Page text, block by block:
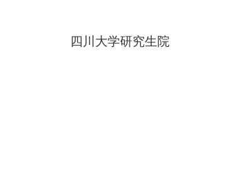
四川大学研究生院